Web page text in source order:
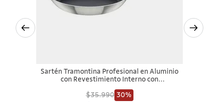
Sartén Tramontina Profesional en Aluminio
con Revestimiento Interno con
Acabado Externo Lijado 32 cm 3,1 L
$35.990 30%